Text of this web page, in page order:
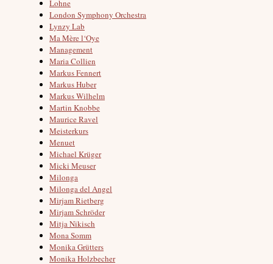
Lohne
London Symphony Orchestra
Lynzy Lab
Ma Mère l‘Oye
Management
Maria Collien
Markus Fennert
Markus Huber
Markus Wilhelm
Martin Knobbe
Maurice Ravel
Meisterkurs
Menuet
Michael Krüger
Micki Meuser
Milonga
Milonga del Angel
Mirjam Rietberg
Mirjam Schröder
Mitja Nikisch
Mona Somm
Monika Grütters
Monika Holzbecher